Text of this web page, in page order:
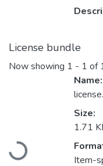
License bundle
Now showing 1 - 1 of
Loading...
Name:
Size:
1.71
Item-